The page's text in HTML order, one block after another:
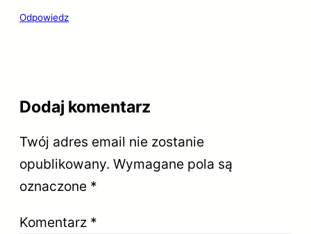
Odpowiedz
Dodaj komentarz
Twój adres email nie zostanie
opublikowany. Wymagane pola są
oznaczone *
Komentarz *